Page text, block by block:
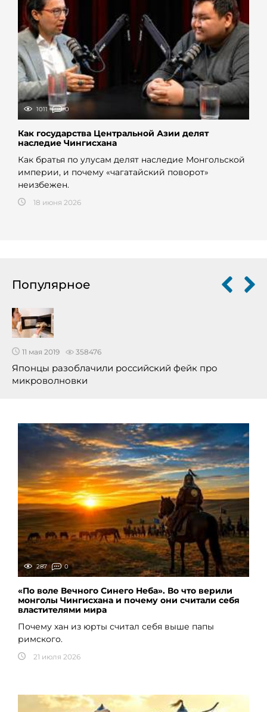
1011 0
Как государства Центральной Азии делят
наследие Чингисхана
Как братья по улусам делят наследие Монгольской
империи, и почему «чагатайский поворот»
неизбежен.
18 июня 2026
Популярное
11 мая 2019 358476
Японцы разоблачили российский фейк про
микроволновки
287 0
«По воле Вечного Синего Неба». Во что верили
монголы Чингисхана и почему они считали себя
властителями мира
Почему хан из юрты считал себя выше папы
римского.
21 июля 2026